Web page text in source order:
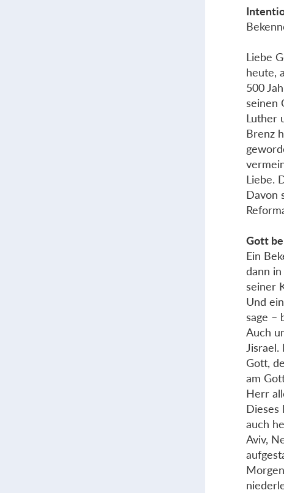
Liebe
heute,
500
seinen
Luther
Brenz
Liebe.
Davon
Gott
Ein
dann
seiner
Und
sage –
Auch
Jisrael.
Gott,
am
Herr
Dieses
auch
Aviv,